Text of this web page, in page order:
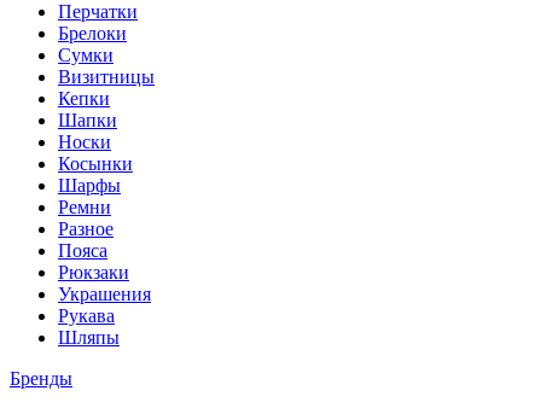
Перчатки
Брелоки
Сумки
Визитницы
Кепки
Шапки
Носки
Косынки
Шарфы
Ремни
Разное
Пояса
Рюкзаки
Украшения
Рукава
Шляпы
Бренды